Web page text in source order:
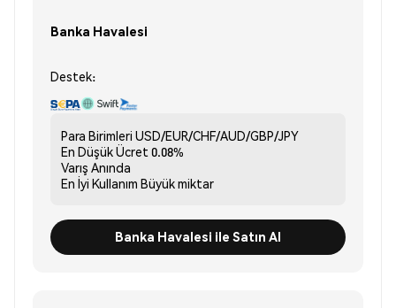
Banka Havalesi
Destek:
Para Birimleri USD/EUR/CHF/AUD/GBP/JPY
En Düşük Ücret 0.08%
Varış Anında
En İyi Kullanım Büyük miktar
Banka Havalesi ile Satın Al